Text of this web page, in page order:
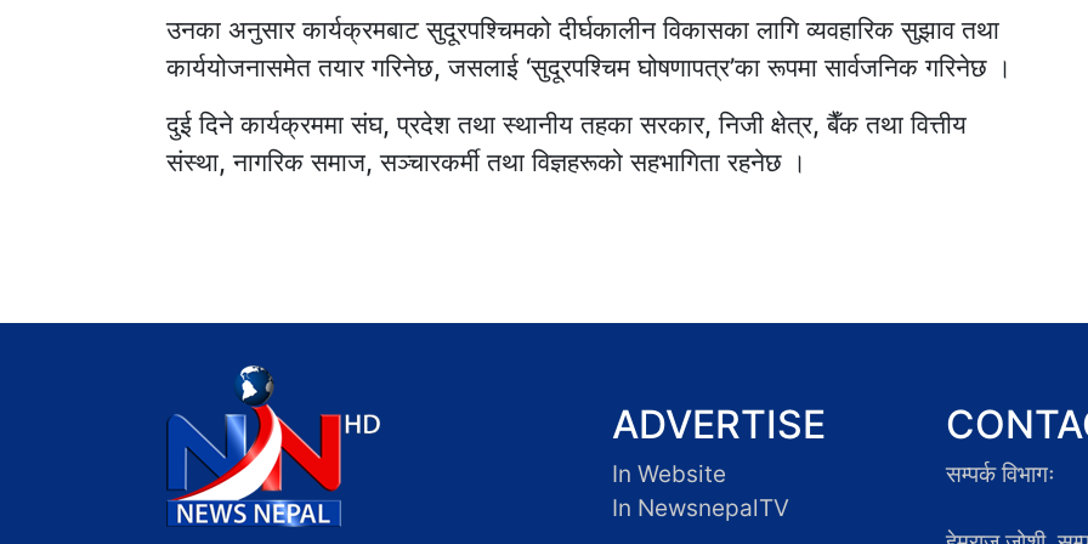
उनका अनुसार कार्यक्रमबाट सुदूरपश्चिमको दीर्घकालीन विकासका लागि व्यवहारिक सुझाव तथा
कार्ययोजनासमेत तयार गरिनेछ, जसलाई ‘सुदूरपश्चिम घोषणापत्र’का रूपमा सार्वजनिक गरिनेछ ।
दुई दिने कार्यक्रममा संघ, प्रदेश तथा स्थानीय तहका सरकार, निजी क्षेत्र, बैँक तथा वित्तीय
संस्था, नागरिक समाज, सञ्चारकर्मी तथा विज्ञहरूको सहभागिता रहनेछ ।
ADVERTISE
In Website
In NewsnepalTV
सम्पर्क विभागः